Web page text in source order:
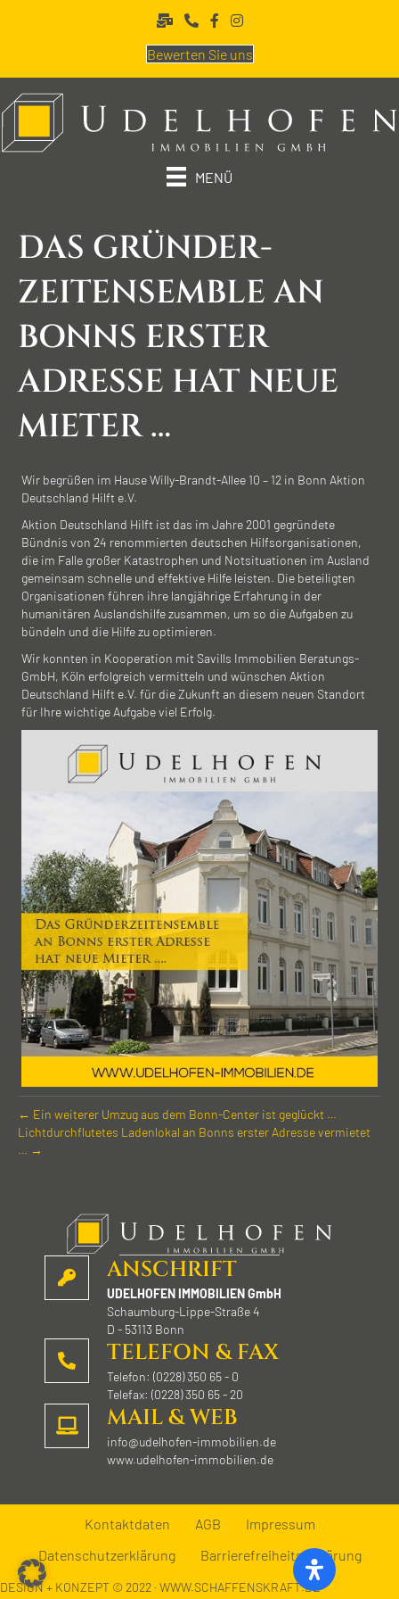
Bewerten Sie uns
MENÜ
DAS GRÜNDER­
ZEITEN­SEMBLE AN
BONNS ERSTER
ADRESSE HAT NEUE
MIETER …
Wir begrüßen im Hause Willy-Brandt-Allee 10 – 12 in Bonn Aktion
Deutschland Hilft e.V.
Aktion Deutschland Hilft ist das im Jahre 2001 gegründete
Bündnis von 24 renommierten deutschen Hilfsorganisationen,
die im Falle großer Katastrophen und Notsituationen im Ausland
gemeinsam schnelle und effektive Hilfe leisten. Die beteiligten
Organisationen führen ihre langjährige Erfahrung in der
humanitären Auslandshilfe zusammen, um so die Aufgaben zu
bündeln und die Hilfe zu optimieren.
Wir konnten in Kooperation mit Savills Immobilien Beratungs-
GmbH, Köln erfolgreich vermitteln und wünschen Aktion
Deutschland Hilft e.V. für die Zukunft an diesem neuen Standort
für Ihre wichtige Aufgabe viel Erfolg.
← Ein weiterer Umzug aus dem Bonn-Center ist geglückt …
Licht­durchflutetes Laden­lokal an Bonns erster Adresse vermietet
… →
ANSCHRIFT
UDELHOFEN IMMOBILIEN GmbH
Schaumburg-Lippe-Straße 4
D - 53113 Bonn
TELEFON & FAX
Telefon: (0228) 350 65 - 0
Telefax: (0228) 350 65 - 20
MAIL & WEB
info@udelhofen-immobilien.de
www.udelhofen-immobilien.de
Kontaktdaten AGB
Impressum
Datenschutzerklärung
Barrierefreiheitserklärung
DESIGN + KONZEPT © 2022 · WWW.SCHAFFENSKRAFT.DE